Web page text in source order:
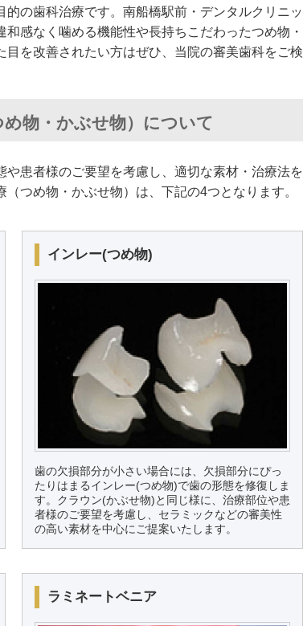
の歯科治療です。南船橋駅前・デンタルクリニッ
感なく噛める機能性や長持ちこだわったつめ物・
を改善されたい方はぜひ、当院の審美歯科をご検
物・かぶせ物）について
患者様のご要望を考慮し、適切な素材・治療法を
つめ物・かぶせ物）は、下記の4つとなります。
インレー(つめ物)
歯の欠損部分が小さい場合には、欠損部分にぴっ
たりはまるインレー(つめ物)で歯の形態を修復しま
す。クラウン(かぶせ物)と同じ様に、治療部位や患
者様のご要望を考慮し、セラミックなどの審美性
の高い素材を中心にご提案いたします。
ラミネートベニア